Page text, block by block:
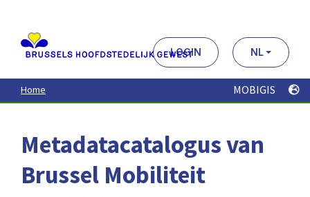
contenu
principal
LOGIN NL
Home MOBIGIS
Metadatacatalogus van
Brussel Mobiliteit